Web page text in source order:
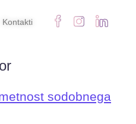
Kontakti
sodobnega